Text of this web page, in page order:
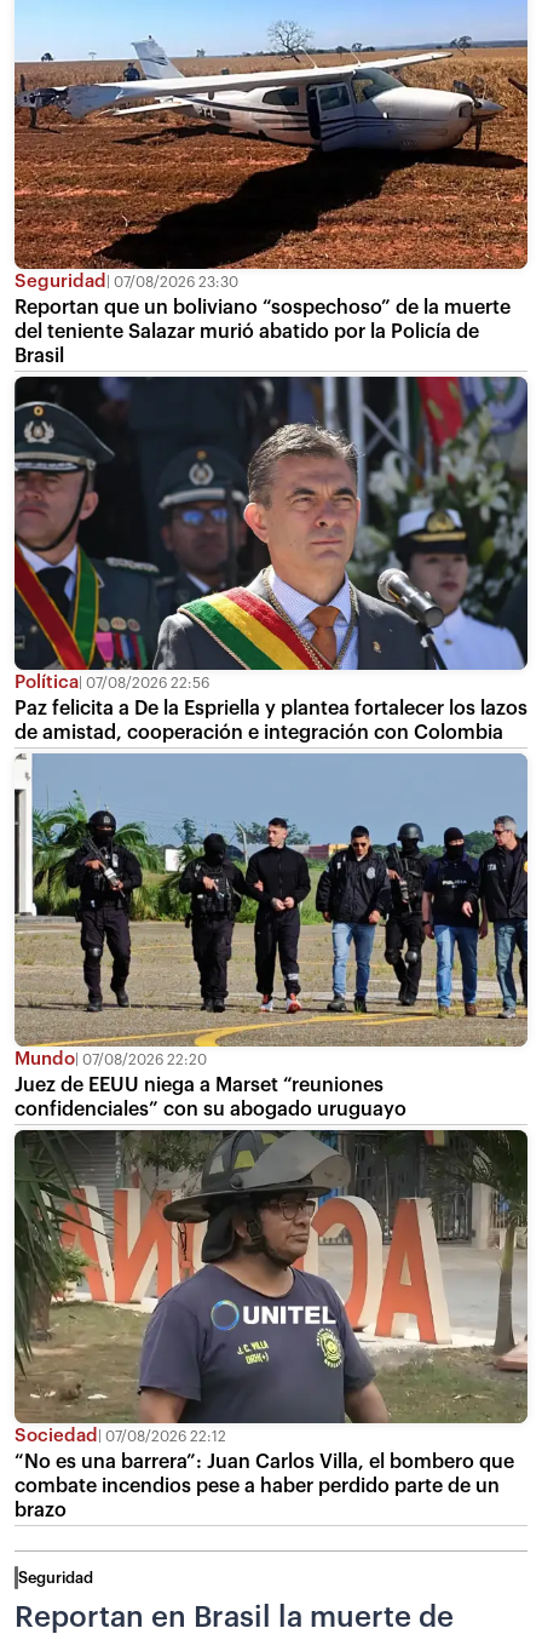
Seguridad 07/08/2026 23:30
Reportan que un boliviano “sospechoso” de la muerte
del teniente Salazar murió abatido por la Policía de
Brasil
Política 07/08/2026 22:56
Paz felicita a De la Espriella y plantea fortalecer los lazos
de amistad, cooperación e integración con Colombia
Mundo 07/08/2026 22:20
Juez de EEUU niega a Marset “reuniones
confidenciales” con su abogado uruguayo
Sociedad 07/08/2026 22:12
“No es una barrera”: Juan Carlos Villa, el bombero que
combate incendios pese a haber perdido parte de un
brazo
Seguridad
Reportan en Brasil la muerte de